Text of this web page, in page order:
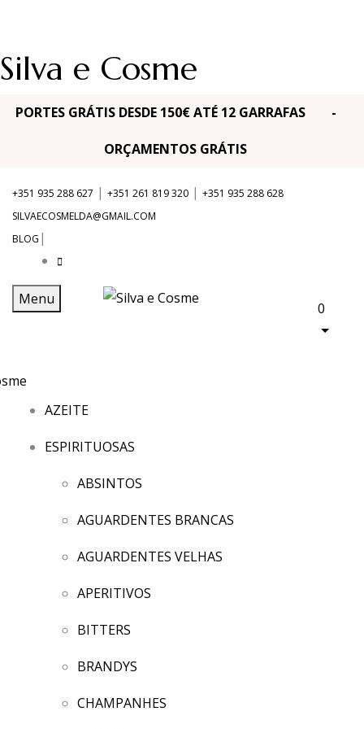
Silva e Cosme
PORTES GRÁTIS DESDE 150€ ATÉ 12 GARRAFAS -
ORÇAMENTOS GRÁTIS
+351 935 288 627 | +351 261 819 320 | +351 935 288 628
SILVAECOSMELDA@GMAIL.COM
BLOG |
Menu
0
AZEITE
ESPIRITUOSAS
ABSINTOS
AGUARDENTES BRANCAS
AGUARDENTES VELHAS
APERITIVOS
BITTERS
BRANDYS
CHAMPANHES